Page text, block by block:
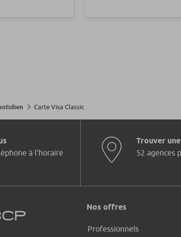
Carte Visa Classic
à l'horaire
Trouver
52 agences
Nos offres
Professionnels